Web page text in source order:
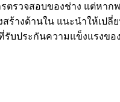
ตรวจสอบของช่าง แต่หาก
สร้างด้านใน แนะนำให้เปลี่
บประกันความแข็งแรงขอ